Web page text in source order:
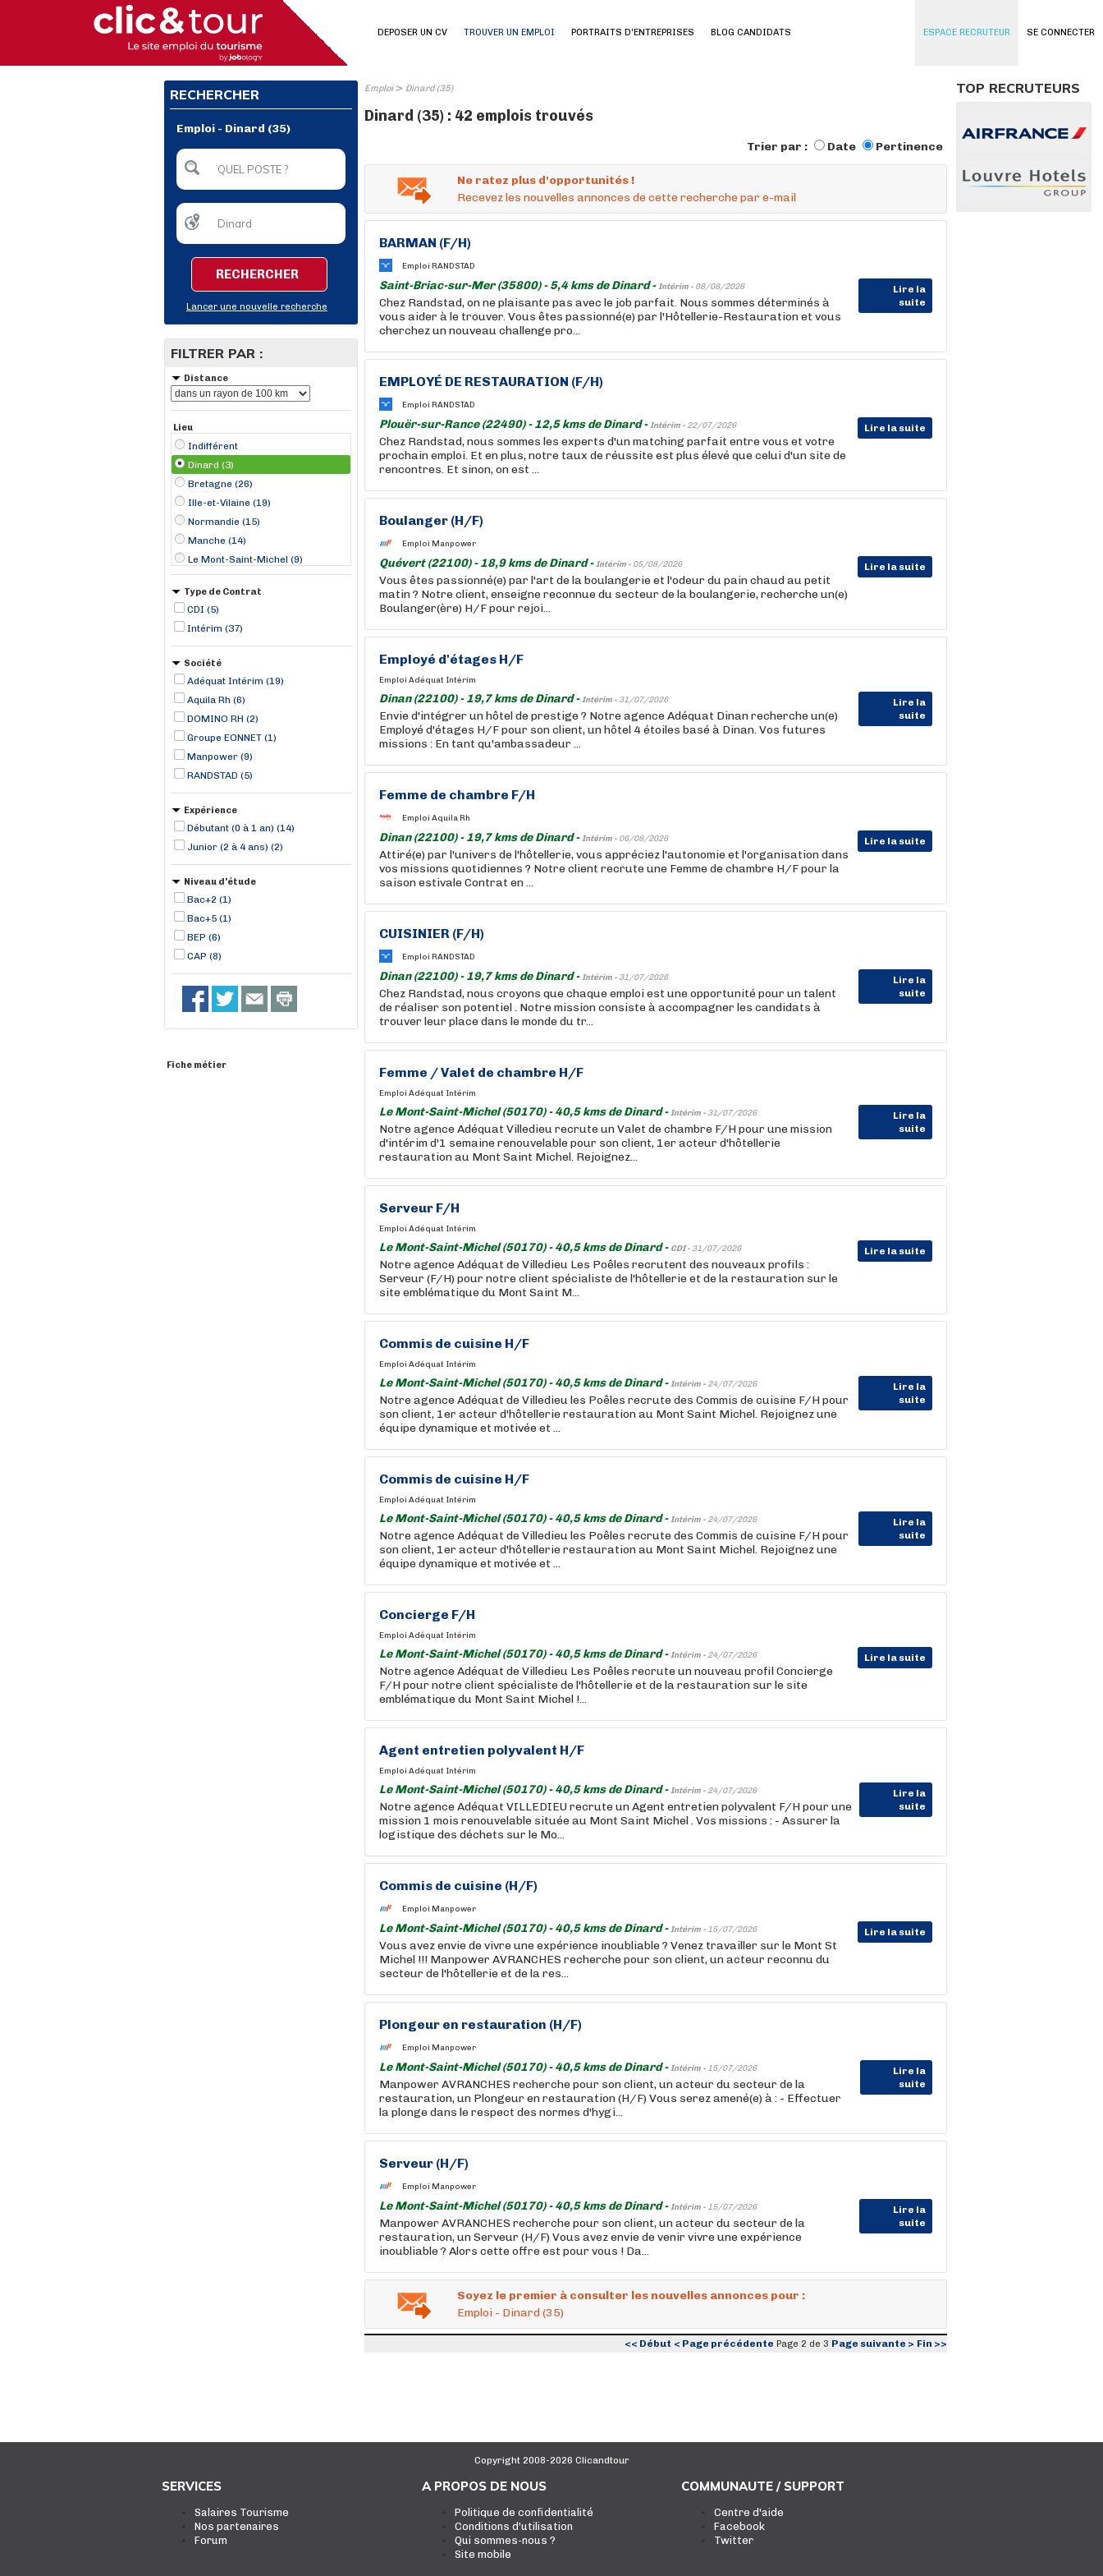
SE CONNECTER
DEPOSER UN CV TROUVER UN EMPLOI PORTRAITS D'ENTREPRISES BLOG CANDIDATS ESPACE RECRUTEUR
RECHERCHER
Emploi - Dinard (35)
RECHERCHER
Lancer une nouvelle recherche
FILTRER PAR :
Distance
Lieu
Indifférent
Dinard (3)
Bretagne (26)
Ille-et-Vilaine (19)
Normandie (15)
Manche (14)
Le Mont-Saint-Michel (9)
Saint-Malo (8)
Dinan (3)
La Richardais (3)
Rennes (2)
Type de Contrat
CDI (5)
Intérim (37)
Société
Adéquat Intérim (19)
Aquila Rh (6)
DOMINO RH (2)
Groupe EONNET (1)
Manpower (9)
RANDSTAD (5)
Expérience
Débutant (0 à 1 an) (14)
Junior (2 à 4 ans) (2)
Niveau d'étude
Bac+2 (1)
Bac+5 (1)
BEP (6)
CAP (8)
Fiche métier
Emploi> Dinard (35)
Dinard (35) : 42 emplois trouvés
Trier par : Date Pertinence
Ne ratez plus d'opportunités !
Recevez les nouvelles annonces de cette recherche par e-mail
BARMAN (F/H)
Emploi RANDSTAD
Saint-Briac-sur-Mer (35800) - 5,4 kms de Dinard -Intérim - 08/08/2026
Lire la
suite
Chez Randstad, on ne plaisante pas avec le job parfait. Nous sommes déterminés à
vous aider à le trouver. Vous êtes passionné(e) par l'Hôtellerie-Restauration et vous
cherchez un nouveau challenge pro...
EMPLOYÉ DE RESTAURATION (F/H)
Emploi RANDSTAD
Plouër-sur-Rance (22490) - 12,5 kms de Dinard -Intérim - 22/07/2026 Lire la suite
Chez Randstad, nous sommes les experts d'un matching parfait entre vous et votre
prochain emploi. Et en plus, notre taux de réussite est plus élevé que celui d'un site de
rencontres. Et sinon, on est ...
Boulanger (H/F)
Emploi Manpower
Quévert (22100) - 18,9 kms de Dinard -Intérim - 05/08/2026 Lire la suite
Vous êtes passionné(e) par l'art de la boulangerie et l'odeur du pain chaud au petit
matin ? Notre client, enseigne reconnue du secteur de la boulangerie, recherche un(e)
Boulanger(ère) H/F pour rejoi...
Employé d'étages H/F
Emploi Adéquat Intérim
Dinan (22100) - 19,7 kms de Dinard -Intérim - 31/07/2026
Lire la
suite
Envie d'intégrer un hôtel de prestige ? Notre agence Adéquat Dinan recherche un(e)
Employé d'étages H/F pour son client, un hôtel 4 étoiles basé à Dinan. Vos futures
missions : En tant qu'ambassadeur ...
Femme de chambre F/H
Emploi Aquila Rh
Dinan (22100) - 19,7 kms de Dinard -Intérim - 06/08/2026 Lire la suite
Attiré(e) par l'univers de l'hôtellerie, vous appréciez l'autonomie et l'organisation dans
vos missions quotidiennes ? Notre client recrute une Femme de chambre H/F pour la
saison estivale Contrat en ...
CUISINIER (F/H)
Emploi RANDSTAD
Dinan (22100) - 19,7 kms de Dinard -Intérim - 31/07/2026
Lire la
suite
Chez Randstad, nous croyons que chaque emploi est une opportunité pour un talent
de réaliser son potentiel . Notre mission consiste à accompagner les candidats à
trouver leur place dans le monde du tr...
Femme / Valet de chambre H/F
Emploi Adéquat Intérim
Le Mont-Saint-Michel (50170) - 40,5 kms de Dinard -Intérim - 31/07/2026
Lire la
suite
Notre agence Adéquat Villedieu recrute un Valet de chambre F/H pour une mission
d'intérim d'1 semaine renouvelable pour son client, 1er acteur d'hôtellerie
restauration au Mont Saint Michel. Rejoignez...
Serveur F/H
Emploi Adéquat Intérim
Le Mont-Saint-Michel (50170) - 40,5 kms de Dinard - CDI - 31/07/2026 Lire la suite
Notre agence Adéquat de Villedieu Les Poêles recrutent des nouveaux profils :
Serveur (F/H) pour notre client spécialiste de l'hôtellerie et de la restauration sur le
site emblématique du Mont Saint M...
Commis de cuisine H/F
Emploi Adéquat Intérim
Le Mont-Saint-Michel (50170) - 40,5 kms de Dinard -Intérim - 24/07/2026
Lire la
suite
Notre agence Adéquat de Villedieu les Poêles recrute des Commis de cuisine F/H pour
son client, 1er acteur d'hôtellerie restauration au Mont Saint Michel. Rejoignez une
équipe dynamique et motivée et ...
Commis de cuisine H/F
Emploi Adéquat Intérim
Le Mont-Saint-Michel (50170) - 40,5 kms de Dinard -Intérim - 24/07/2026
Lire la
suite
Notre agence Adéquat de Villedieu les Poêles recrute des Commis de cuisine F/H pour
son client, 1er acteur d'hôtellerie restauration au Mont Saint Michel. Rejoignez une
équipe dynamique et motivée et ...
Concierge F/H
Emploi Adéquat Intérim
Le Mont-Saint-Michel (50170) - 40,5 kms de Dinard -Intérim - 24/07/2026 Lire la suite
Notre agence Adéquat de Villedieu Les Poêles recrute un nouveau profil Concierge
F/H pour notre client spécialiste de l'hôtellerie et de la restauration sur le site
emblématique du Mont Saint Michel !...
Agent entretien polyvalent H/F
Emploi Adéquat Intérim
Le Mont-Saint-Michel (50170) - 40,5 kms de Dinard -Intérim - 24/07/2026
Lire la
suite
Notre agence Adéquat VILLEDIEU recrute un Agent entretien polyvalent F/H pour une
mission 1 mois renouvelable située au Mont Saint Michel . Vos missions : - Assurer la
logistique des déchets sur le Mo...
Commis de cuisine (H/F)
Emploi Manpower
Le Mont-Saint-Michel (50170) - 40,5 kms de Dinard -Intérim - 15/07/2026 Lire la suite
Vous avez envie de vivre une expérience inoubliable ? Venez travailler sur le Mont St
Michel !!! Manpower AVRANCHES recherche pour son client, un acteur reconnu du
secteur de l'hôtellerie et de la res...
Plongeur en restauration (H/F)
Emploi Manpower
Le Mont-Saint-Michel (50170) - 40,5 kms de Dinard -Intérim - 15/07/2026
Lire la
suite
Manpower AVRANCHES recherche pour son client, un acteur du secteur de la
restauration, un Plongeur en restauration (H/F) Vous serez amené(e) à : - Effectuer
la plonge dans le respect des normes d'hygi...
Serveur (H/F)
Emploi Manpower
Le Mont-Saint-Michel (50170) - 40,5 kms de Dinard -Intérim - 15/07/2026
Lire la
suite
Manpower AVRANCHES recherche pour son client, un acteur du secteur de la
restauration, un Serveur (H/F) Vous avez envie de venir vivre une expérience
inoubliable ? Alors cette offre est pour vous ! Da...
Soyez le premier à consulter les nouvelles annonces pour :
Emploi - Dinard (35)
<< Début < Page précédente Page 2 de 3 Page suivante > Fin >>
TOP RECRUTEURS
Copyright 2008-2026 Clicandtour
SERVICES
Salaires Tourisme
Nos partenaires
Forum
A PROPOS DE NOUS
Politique de confidentialité
Conditions d'utilisation
Qui sommes-nous ?
Site mobile
COMMUNAUTE / SUPPORT
Centre d'aide
Facebook
Twitter